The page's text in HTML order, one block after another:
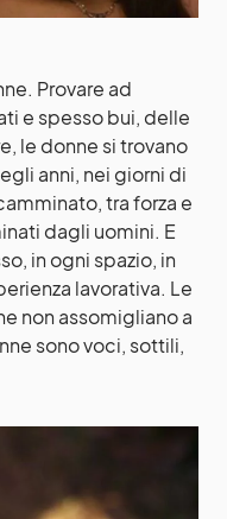
Provare ad
e spesso bui, delle
le donne si trovano
anni, nei giorni di
tra forza e
dagli uomini. E
in ogni spazio, in
lavorativa. Le
non assomigliano a
sono voci, sottili,